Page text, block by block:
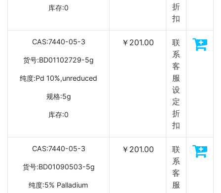
库存:0
折
扣
CAS:7440-05-3
货号:BD01102729-5g
纯度:Pd 10%,unreduced
规格:5g
库存:0
￥201.00
联
系
客
服
设
定
折
扣
CAS:7440-05-3
货号:BD01090503-5g
纯度:5% Palladium
￥201.00
联
系
客
服